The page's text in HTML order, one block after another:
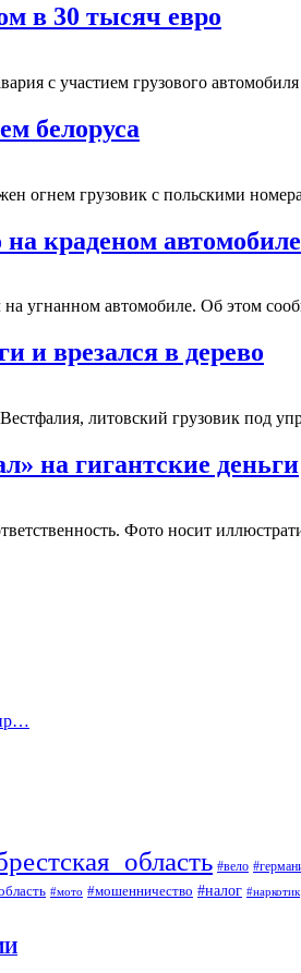
в 30 тысяч евро
с участием грузового
белоруса
огнем грузовик с польскими
краденом автомобиле
на угнанном автомобиле. Об этом
и врезался в дерево
литовский грузовик под
на гигантские деньги
Фото носит
#вело
#мото #мошенничество #налог #наркотик